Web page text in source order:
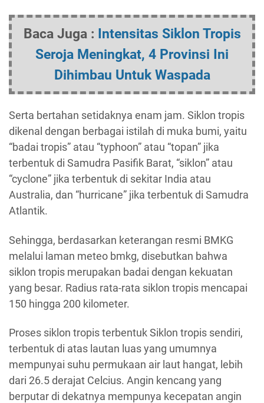
Baca Juga : Intensitas Siklon Tropis
Seroja Meningkat, 4 Provinsi Ini
Dihimbau Untuk Waspada
Serta bertahan setidaknya enam jam. Siklon tropis
dikenal dengan berbagai istilah di muka bumi, yaitu
“badai tropis” atau “typhoon” atau “topan” jika
terbentuk di Samudra Pasifik Barat, “siklon” atau
“cyclone” jika terbentuk di sekitar India atau
Australia, dan “hurricane” jika terbentuk di Samudra
Atlantik.
Sehingga, berdasarkan keterangan resmi BMKG
melalui laman meteo bmkg, disebutkan bahwa
siklon tropis merupakan badai dengan kekuatan
yang besar. Radius rata-rata siklon tropis mencapai
150 hingga 200 kilometer.
Proses siklon tropis terbentuk Siklon tropis sendiri,
terbentuk di atas lautan luas yang umumnya
mempunyai suhu permukaan air laut hangat, lebih
dari 26.5 derajat Celcius. Angin kencang yang
berputar di dekatnya mempunya kecepatan angin